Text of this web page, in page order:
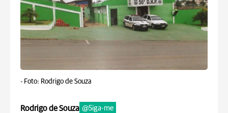
- Foto: Rodrigo de Souza
Rodrigo de Souza @Siga-me